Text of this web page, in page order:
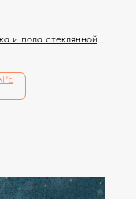
и пола стеклянной